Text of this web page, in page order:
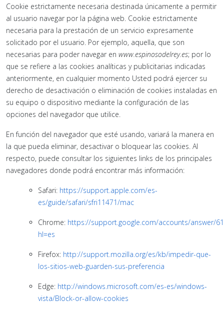
Cookie estrictamente necesaria destinada únicamente a permitir
al usuario navegar por la página web. Cookie estrictamente
necesaria para la prestación de un servicio expresamente
solicitado por el usuario. Por ejemplo, aquella, que son
necesarias para poder navegar en www.espinosodelrey.es; por lo
que se refiere a las cookies analíticas y publicitarias indicadas
anteriormente, en cualquier momento Usted podrá ejercer su
derecho de desactivación o eliminación de cookies instaladas en
su equipo o dispositivo mediante la configuración de las
opciones del navegador que utilice.
En función del navegador que esté usando, variará la manera en
la que pueda eliminar, desactivar o bloquear las cookies. Al
respecto, puede consultar los siguientes links de los principales
navegadores donde podrá encontrar más información:
Safari: https://support.apple.com/es-
es/guide/safari/sfri11471/mac
Chrome: https://support.google.com/accounts/answer/
hl=es
Firefox: http://support.mozilla.org/es/kb/impedir-que-
los-sitios-web-guarden-sus-preferencia
Edge: http://windows.microsoft.com/es-es/windows-
vista/Block-or-allow-cookies